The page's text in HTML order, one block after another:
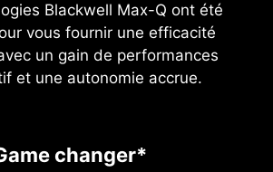
Blackwell Max-Q ont été
vous fournir une efficacité
un gain de performances
et une autonomie accrue.
changer*